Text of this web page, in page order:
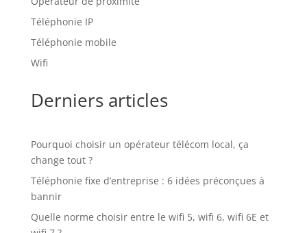
Téléphonie IP
Téléphonie mobile
Wifi
Derniers articles
Pourquoi choisir un opérateur télécom local, ça
change tout ?
Téléphonie fixe d’entreprise : 6 idées préconçues à
bannir
Quelle norme choisir entre le wifi 5, wifi 6, wifi 6E et